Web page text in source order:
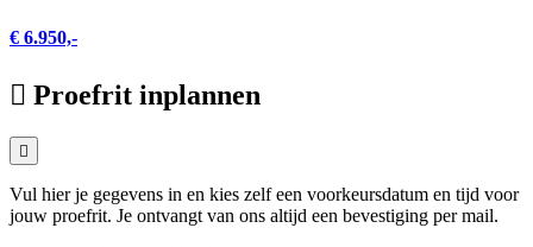
€ 6.950,-
Proefrit inplannen
Vul hier je gegevens in en kies zelf een voorkeursdatum en tijd voor
jouw proefrit. Je ontvangt van ons altijd een bevestiging per mail.